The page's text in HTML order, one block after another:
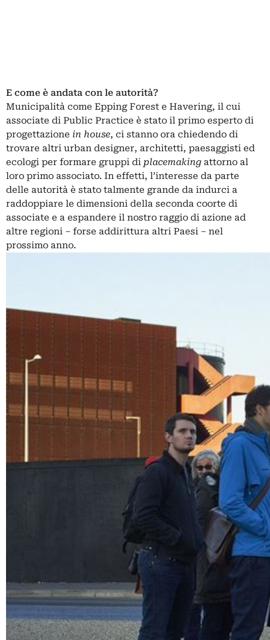
E come è andata con le autorità?
Municipalità come Epping Forest e Havering, il cui
associate di Public Practice è stato il primo esperto di
progettazione in house, ci stanno ora chiedendo di
trovare altri urban designer, architetti, paesaggisti ed
ecologi per formare gruppi di placemaking attorno al
loro primo associato. In effetti, l’interesse da parte
delle autorità è stato talmente grande da indurci a
raddoppiare le dimensioni della seconda coorte di
associate e a espandere il nostro raggio di azione ad
altre regioni – forse addirittura altri Paesi – nel
prossimo anno.